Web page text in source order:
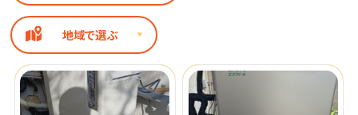
地域で選ぶ